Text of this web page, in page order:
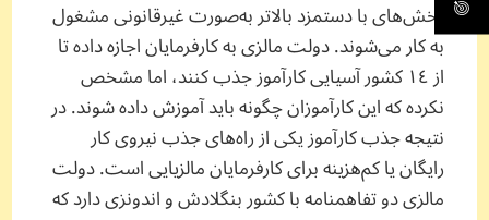
بخش‌های با دستمزد بالاتر به‌صورت غیرقانونی مشغول
به کار می‌شوند. دولت مالزی به کارفرمایان اجازه داده تا
از ١٤ کشور آسیایی کارآموز جذب کنند، اما مشخص
نکرده که این کارآموزان چگونه باید آموزش داده شوند. در
نتیجه جذب کارآموز یکی از راه‌های جذب نیروی کار
رایگان یا کم‌هزینه برای کارفرمایان مالزیایی است. دولت
مالزی دو تفاهمنامه با کشور بنگلادش و اندونزی دارد که